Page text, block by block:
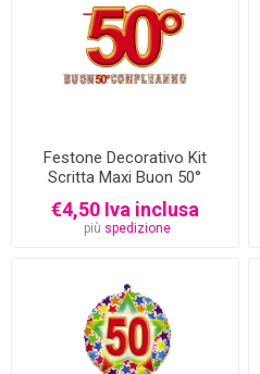
Festone Decorativo Kit
Scritta Maxi Buon 50°
Compleanno 6 metri
€4,50 Iva inclusa
più spedizione